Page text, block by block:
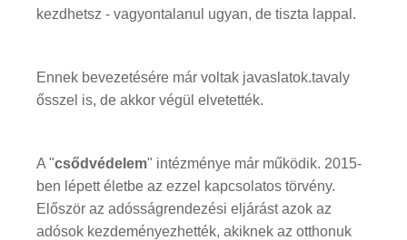
kezdhetsz - vagyontalanul ugyan, de tiszta lappal.
Ennek bevezetésére már voltak javaslatok.tavaly
ősszel is, de akkor végül elvetették.
A "csődvédelem" intézménye már működik. 2015-
ben lépett életbe az ezzel kapcsolatos törvény.
Először az adósságrendezési eljárást azok az
adósok kezdeményezhették, akiknek az otthonuk